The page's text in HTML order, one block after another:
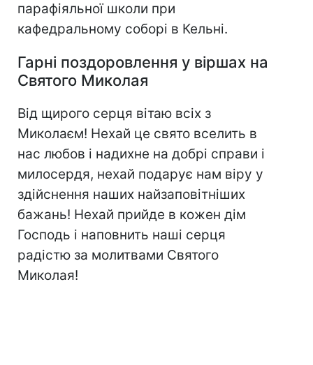
парафіяльної школи при
кафедральному соборі в Кельні.
Гарні поздоровлення у віршах на
Святого Миколая
Від щирого серця вітаю всіх з
Миколаєм! Нехай це свято вселить в
нас любов і надихне на добрі справи і
милосердя, нехай подарує нам віру у
здійснення наших найзаповітніших
бажань! Нехай прийде в кожен дім
Господь і наповнить наші серця
радістю за молитвами Святого
Миколая!